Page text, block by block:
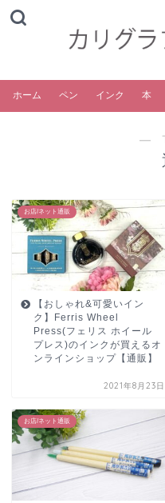
ホーム ペン インク 本
―
お店/ネット通販
【おしゃれ&可愛いイン
ク】Ferris Wheel
Press(フェリス ホイール
プレス)のインクが買えるオ
ンラインショップ【通販】
2021年8月23日
お店/ネット通販